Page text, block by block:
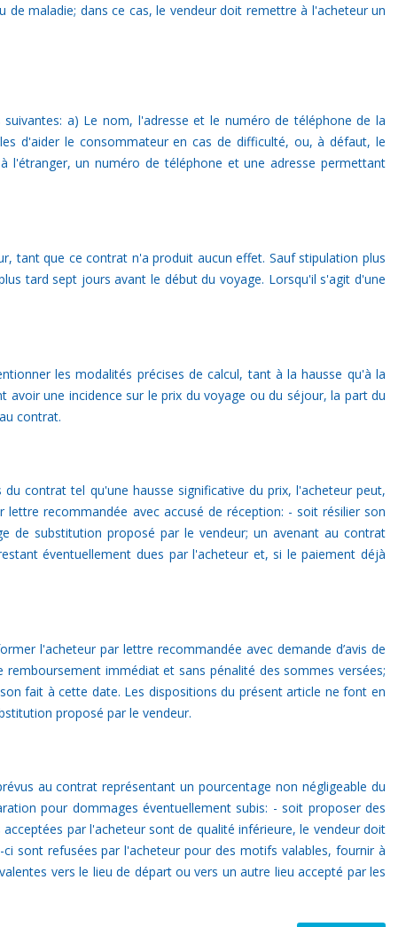
maladie; dans ce cas, le vendeur doit remettre à l'acheteur un
a) Le nom, l'adresse et le numéro de téléphone de la
d'aider le consommateur en cas de difficulté, ou, à défaut, le
l'étranger, un numéro de téléphone et une adresse permettant
tant que ce contrat n'a produit aucun effet. Sauf stipulation plus
tard sept jours avant le début du voyage. Lorsqu'il s'agit d'une
les modalités précises de calcul, tant à la hausse qu'à la
une incidence sur le prix du voyage ou du séjour, la part du
contrat.
contrat tel qu'une hausse significative du prix, l'acheteur peut,
recommandée avec accusé de réception: - soit résilier son
de substitution proposé par le vendeur; un avenant au contrat
éventuellement dues par l'acheteur et, si le paiement déjà
l'acheteur par lettre recommandée avec demande d’avis de
immédiat et sans pénalité des sommes versées;
fait à cette date. Les dispositions du présent article ne font en
proposé par le vendeur.
au contrat représentant un pourcentage non négligeable du
pour dommages éventuellement subis: - soit proposer des
par l'acheteur sont de qualité inférieure, le vendeur doit
sont refusées par l'acheteur pour des motifs valables, fournir à
vers le lieu de départ ou vers un autre lieu accepté par les